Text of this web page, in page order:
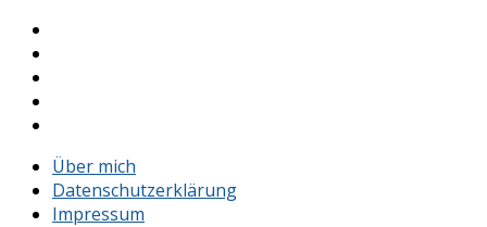
Über mich
Datenschutzerklärung
Impressum